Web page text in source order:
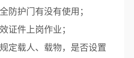
防护门有没有使用；
证件上岗作业；
定载人、载物，是否设置